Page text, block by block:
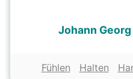
Johann
Fühlen Halten